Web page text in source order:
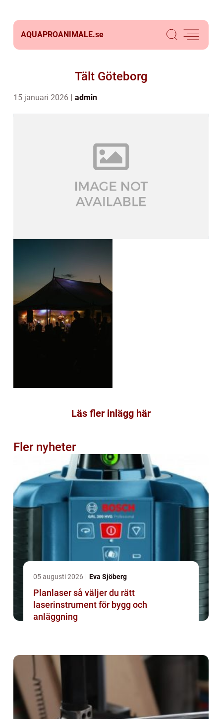
AQUAPROANIMALE.se
Tält Göteborg
15 januari 2026 admin
Läs fler inlägg här
Fler nyheter
05 augusti 2026 Eva Sjöberg
Planlaser så väljer du rätt
laserinstrument för bygg och
anläggning